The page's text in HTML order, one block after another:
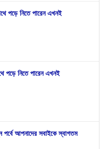
পড়ে নিতে পারেন এখনই
পড়ে নিতে পারেন এখনই
আপনাদের সবাইকে স্বাগতম